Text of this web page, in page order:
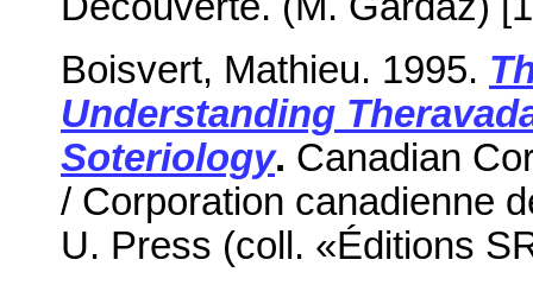
Boisvert, Mathieu. 1995.
Understanding
Soteriology. Canadian
/ Corporation canadienne
U. Press (coll. «Éditions